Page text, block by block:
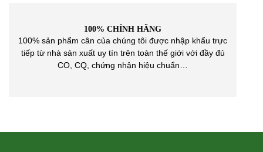
100% CHÍNH HÃNG
100% sản phẩm cân của chúng tôi được nhập khẩu trực
tiếp từ nhà sản xuất uy tín trên toàn thế giới với đầy đủ
CO, CQ, chứng nhận hiệu chuẩn…